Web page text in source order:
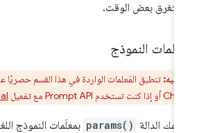
بعض الوقت.
النموذج
Trial
الدالة params() بمعلَمات النموذج